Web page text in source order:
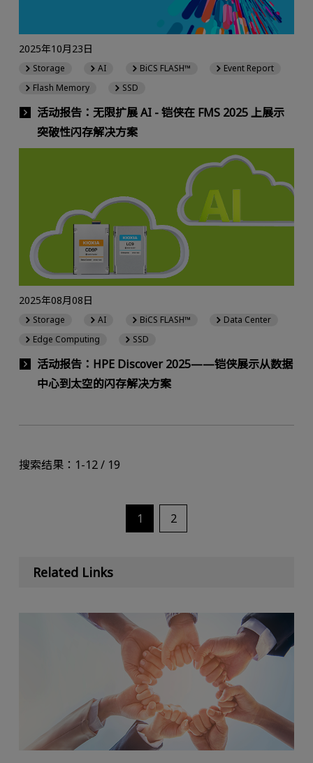
活动报告：无限扩展 AI - 铠侠在 FMS 2025 上展示
突破性闪存解决方案
2025年10月23日
Storage AI BiCS FLASH™
Event Report
Flash Memory
SSD
活动报告：HPE Discover 2025——铠侠展示从数据
中心到太空的闪存解决方案
2025年08月08日
Storage AI BiCS FLASH™
Data Center
Edge Computing
SSD
搜索结果：1-12 / 19
1 2
Related Links